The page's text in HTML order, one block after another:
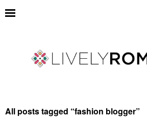
All posts tagged “fashion blogger”